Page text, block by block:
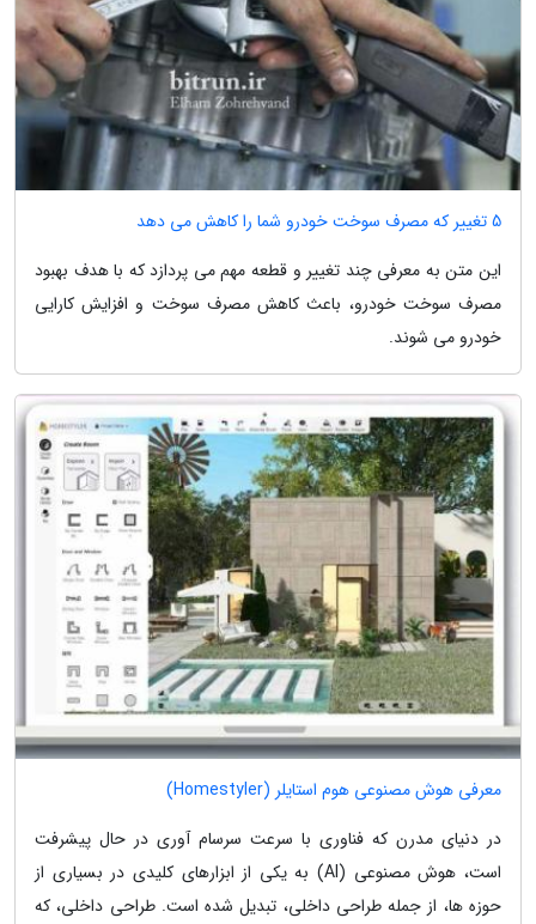
5 تغییر که مصرف سوخت خودرو شما را کاهش می دهد
این متن به معرفی چند تغییر و قطعه مهم می پردازد که با هدف بهبود
مصرف سوخت خودرو، باعث کاهش مصرف سوخت و افزایش کارایی
خودرو می شوند.
معرفی هوش مصنوعی هوم استایلر (Homestyler)
در دنیای مدرن که فناوری با سرعت سرسام آوری در حال پیشرفت
است، هوش مصنوعی (AI) به یکی از ابزارهای کلیدی در بسیاری از
حوزه ها، از جمله طراحی داخلی، تبدیل شده است. طراحی داخلی، که